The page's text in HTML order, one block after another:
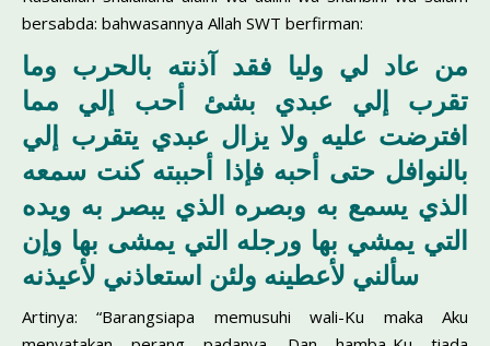
bersabda: bahwasannya Allah SWT berfirman:
من عاد لي وليا فقد آذنته بالحرب وما
تقرب إلي عبدي بشئ أحب إلي مما
افترضت عليه ولا يزال عبدي يتقرب إلي
بالنوافل حتى أحبه فإذا أحببته كنت سمعه
الذي يسمع به وبصره الذي يبصر به ويده
التي يمشي بها ورجله التي يمشى بها وإن
سألني لأعطينه ولئن استعاذني لأعيذنه
Artinya: “Barangsiapa memusuhi wali-Ku maka Aku